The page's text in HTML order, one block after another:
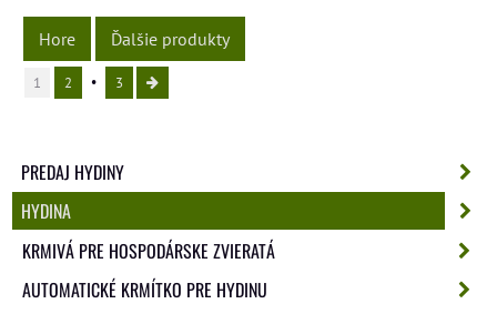
Hore Ďalšie produkty
1 2 3
PREDAJ HYDINY
HYDINA
KRMIVÁ PRE HOSPODÁRSKE ZVIERATÁ
AUTOMATICKÉ KRMÍTKO PRE HYDINU